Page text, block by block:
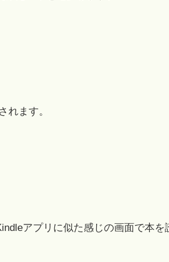
れます。
アプリに似た感じの画面で本を